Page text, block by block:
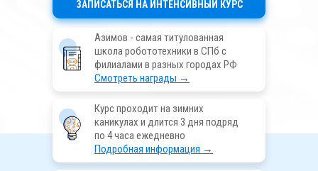
ЗАПИСАТЬСЯ НА ИНТЕНСИВНЫЙ КУРС
Азимов - самая титулованная
школа робототехники в СПб с
филиалами в разных городах РФ
Смотреть награды →
Курс проходит на зимних
каникулах и длится 3 дня подряд
по 4 часа ежедневно
Подробная информация →